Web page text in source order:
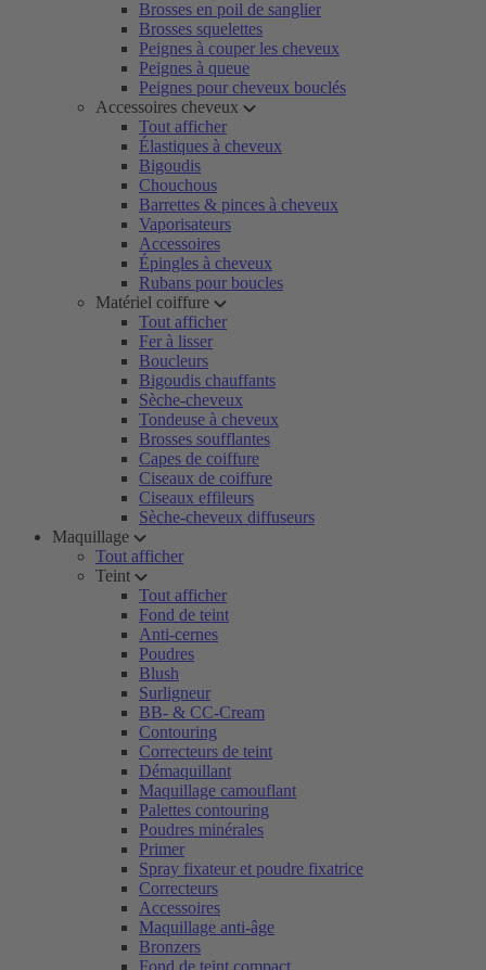
Brosses en poil de sanglier
Brosses squelettes
Peignes à couper les cheveux
Peignes à queue
Peignes pour cheveux bouclés
Accessoires cheveux
Tout afficher
Élastiques à cheveux
Bigoudis
Chouchous
Barrettes & pinces à cheveux
Vaporisateurs
Accessoires
Épingles à cheveux
Rubans pour boucles
Matériel coiffure
Tout afficher
Fer à lisser
Boucleurs
Bigoudis chauffants
Sèche-cheveux
Tondeuse à cheveux
Brosses soufflantes
Capes de coiffure
Ciseaux de coiffure
Ciseaux effileurs
Sèche-cheveux diffuseurs
Maquillage
Tout afficher
Teint
Tout afficher
Fond de teint
Anti-cernes
Poudres
Blush
Surligneur
BB- & CC-Cream
Contouring
Correcteurs de teint
Démaquillant
Maquillage camouflant
Palettes contouring
Poudres minérales
Primer
Spray fixateur et poudre fixatrice
Correcteurs
Accessoires
Maquillage anti-âge
Bronzers
Fond de teint compact